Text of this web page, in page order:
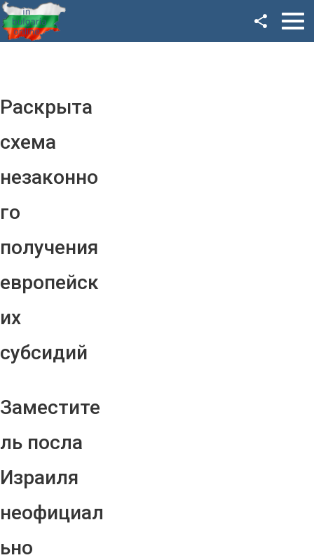
Раскрыта
схема
незаконно
го
получения
европейск
их
субсидий
Заместите
ль посла
Израиля
неофициал
ьно